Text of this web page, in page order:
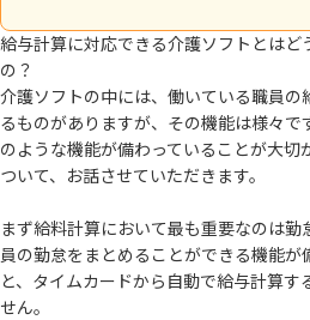
給与計算に対応できる介護ソフトとはど
の？
介護ソフトの中には、働いている職員の
るものがありますが、その機能は様々で
のような機能が備わっていることが大切
ついて、お話させていただきます。
まず給料計算において最も重要なのは勤
員の勤怠をまとめることができる機能が
と、タイムカードから自動で給与計算す
せん。